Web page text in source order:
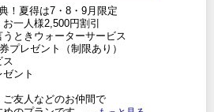
！夏得は7・8・9月限定
一人様2,500円割引
ときウォーターサービス
プレゼント（制限あり）
ス
ント
友人などのお仲間で